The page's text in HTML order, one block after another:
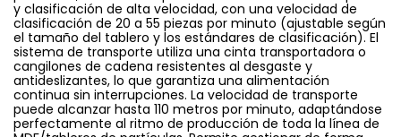
y clasificación de alta velocidad, con una velocidad de
clasificación de 20 a 55 piezas por minuto (ajustable según
el tamaño del tablero y los estándares de clasificación). El
sistema de transporte utiliza una cinta transportadora o
cangilones de cadena resistentes al desgaste y
antideslizantes, lo que garantiza una alimentación
continua sin interrupciones. La velocidad de transporte
puede alcanzar hasta 110 metros por minuto, adaptándose
perfectamente al ritmo de producción de toda la línea de